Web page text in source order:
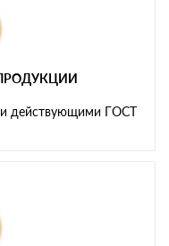
и действующими ГОСТ